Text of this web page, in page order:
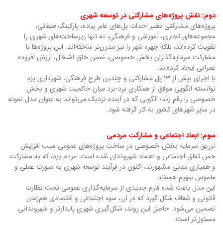
دوم: نقش پروژه‌های مشارکتی در توسعه شهری
پروژه‌های مشارکتی نظیر احداث پل‌های عابر پیاده، پارکینگ طبقاتی،
مجموعه‌های تجاری، آموزشی و فرهنگی، نه تنها زیرساخت‌های شهری را
تقویت کرده‌اند، بلکه چهره شهر را نیز مدرن‌تر ساخته‌اند. این پروژه‌ها با
مشارکت سرمایه‌گذاران بخش خصوصی، ضمن خلق اشتغال، ارزش افزوده
عمرانی ایجاد کرده‌اند.
با اجرای بیش از ۱۳ پل مشارکتی و چندین طرح فرهنگی، شهرداری یزد
توانسته الگویی موفق از همکاری برد-برد میان حاکمیت شهری و بخش
خصوصی را رقم زند؛ الگویی که در آینده نزدیک می‌تواند به عنوان مدل نمونه
در سایر شهرهای کشور به کار گرفته شود.
سوم: ابعاد اجتماعی و مشارکت مردمی
تزریق سرمایه بخش خصوصی در ساخت پروژه‌های عمومی سبب افزایش
حس تعلق اجتماعی و اعتماد شهروندان شده است. مردم یزد، که به مشارکت
و همیاری مدنی مشهورند، اکنون در فرآیند توسعه شهری به صورت عملی و
ملموس سهیم هستند.
این مدل باعث شده فارم جدیدی از سرمایه‌گذاری عمومی تحت نظارت
قانونی و شفاف شکل گیرد که در آن، سود اجتماعی و اقتصادی هم‌زمان
تضمین می‌شود. حاصل این روند، شکل‌گیری شهری پایدارتر و شهروندانی
مسئول‌تر است.